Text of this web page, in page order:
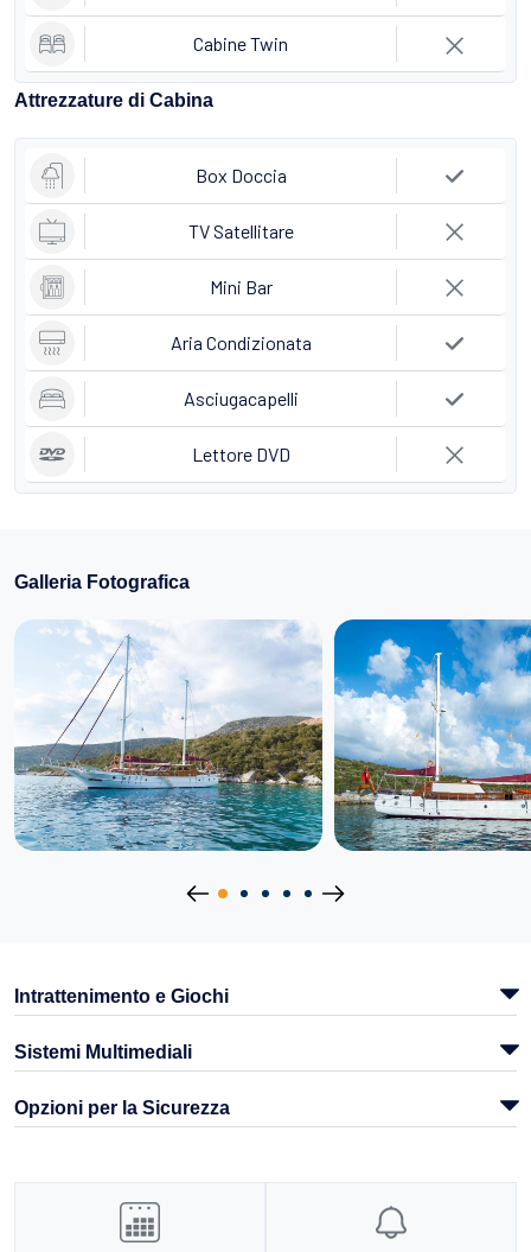
Cabine Twin
Attrezzature di Cabina
Box Doccia
TV Satellitare
Mini Bar
Aria Condizionata
Asciugacapelli
Lettore DVD
Galleria Fotografica
Intrattenimento e Giochi
Sistemi Multimediali
Opzioni per la Sicurezza